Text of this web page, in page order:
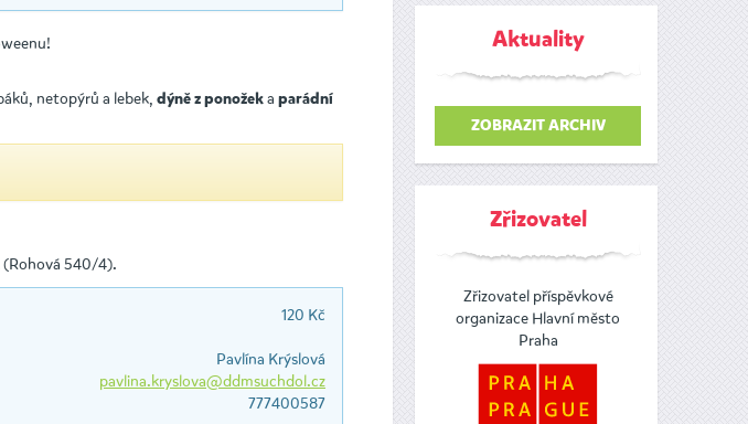
netopýrů a lebek, dýně z ponožek a parádní
(Rohová 540/4).
120 Kč
Pavlína Krýslová
pavlina.kryslova@ddmsuchdol.cz
777400587
Aktuality
ZOBRAZIT ARCHIV
Zřizovatel
Zřizovatel příspěvkové
organizace Hlavní město
Praha